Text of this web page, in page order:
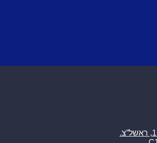
רח’ אברהם בומה שביט 1, ראשל”צ.